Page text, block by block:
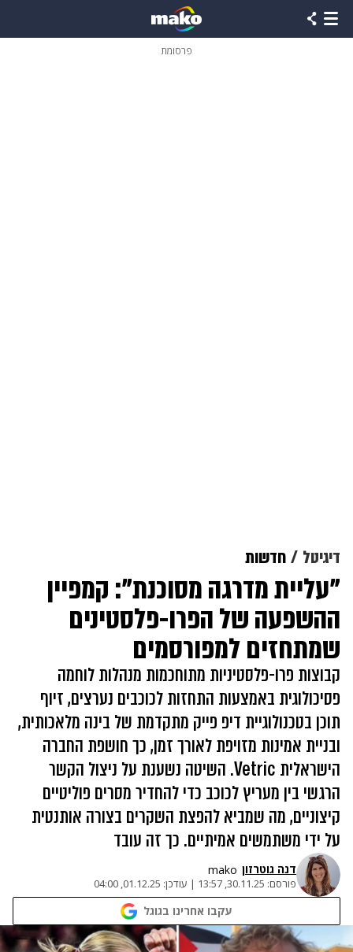
פרסומת
דיגיטל חדשות
"עליית מדרגה מסוכנת": קמפיין
ההשפעה של הפרו-פלסטינים
שמתחזים למפורסמים
קבוצות פרו-פלסטיניות מתוחכמות מנהלות לוחמה
פסיכולוגית באמצעות התחזות לכוכבים נערצים, זיוף
תוכן בטכנולוגיית דיפ פייק מתקדמת של בינה מלאכותית,
ובניית אמינות מזויפת לאורך זמן, כך חושפת החברה
הישראלית Vetric. השיטה נשענת על ניצול הקשר
הרגשי בין מעריץ לכוכב כדי להחדיר מסרים פוליטיים
קיצוניים, מה שמביא להפצת השקרים בצורה אותנטית
על ידי משתמשים אמיתיים. כך זה עובד
דנה גוטרזון mako
פורסם: 30.11.25, 13:57
| עודכן: 01.12.25, 04:00
עקבו אחרינו בגוגל